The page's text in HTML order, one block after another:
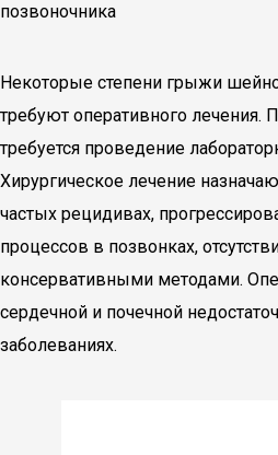
позвоночника
Некоторые степени грыжи
требуют оперативного лечения.
требуется проведение
Хирургическое лечение
частых рецидивах,
процессов в позвонках,
консервативными методами.
сердечной и почечной
заболеваниях.